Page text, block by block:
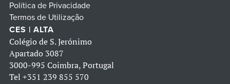
Política de Privacidade
Termos de Utilização
CES | ALTA
Colégio de S. Jerónimo
Apartado 3087
3000-995 Coimbra, Portugal
Tel +351 239 855 570